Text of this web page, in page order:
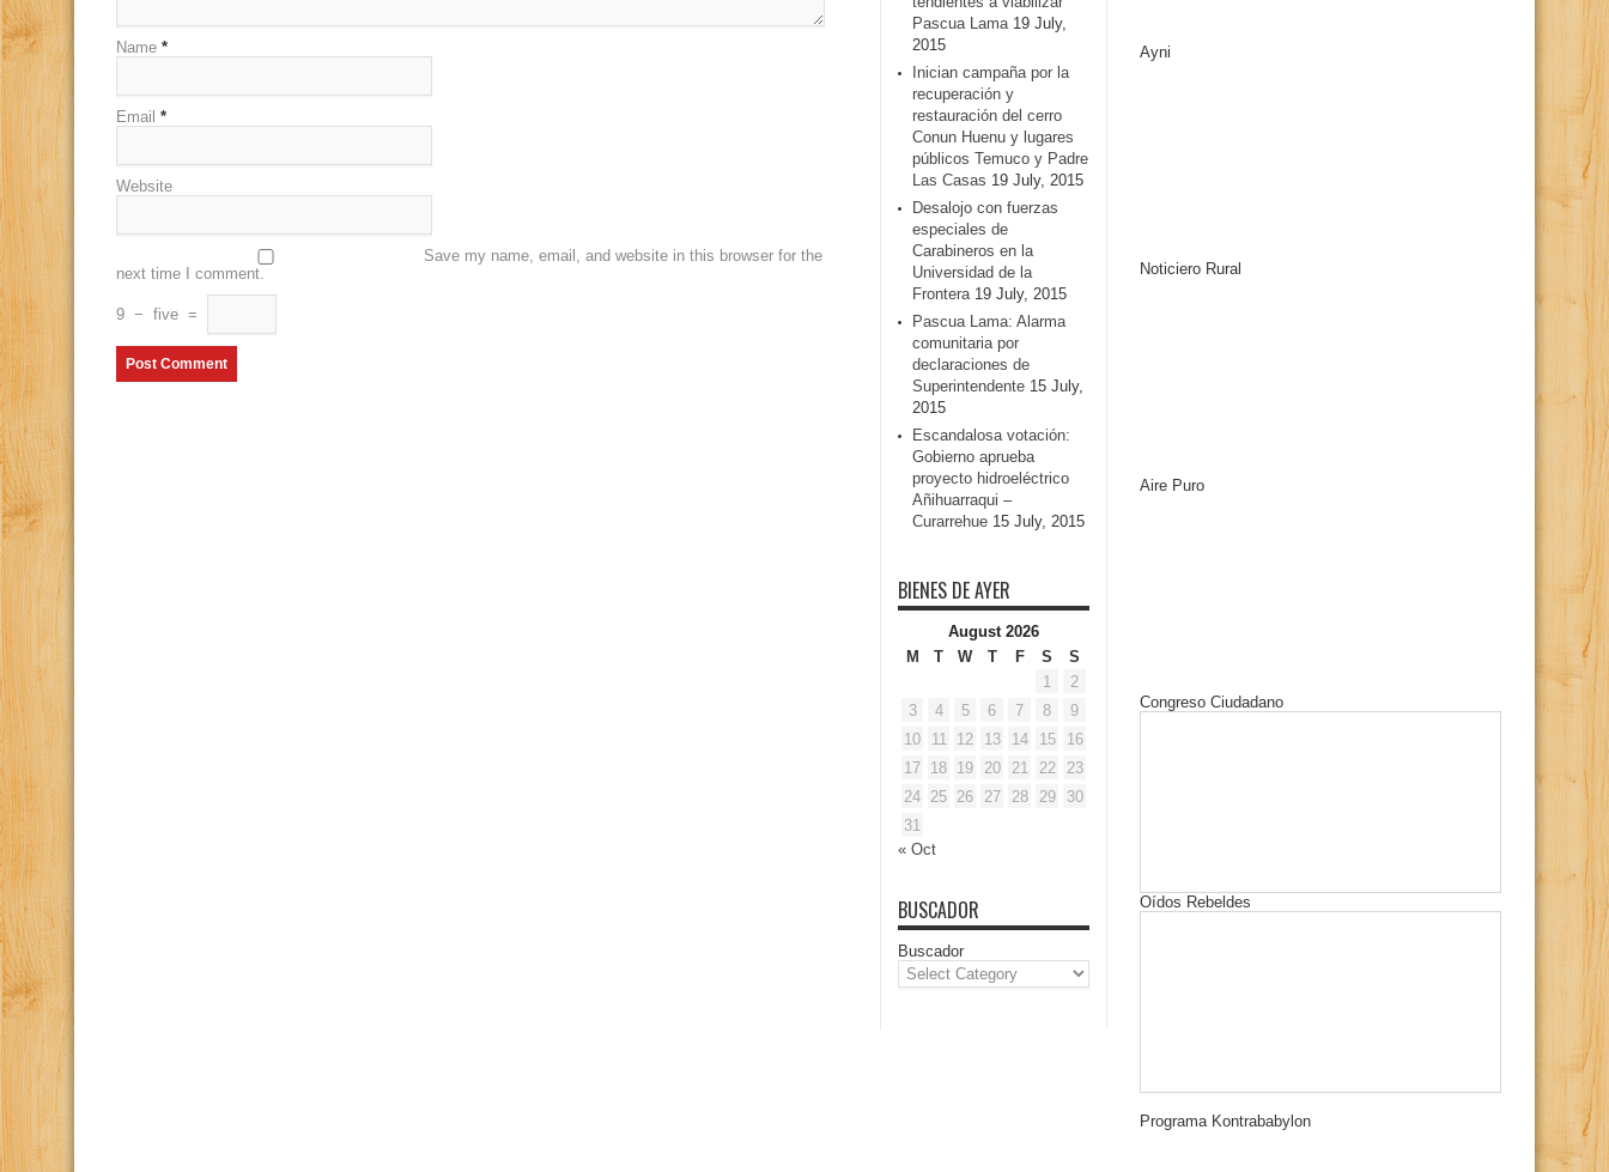
Name *
Email *
Website
Save my name, email, and website in this browser for the
next time I comment.
9 − five =
Pascua Lama 19 July,
2015
Inician campaña por la
recuperación y
restauración del cerro
Conun Huenu y lugares
públicos Temuco y Padre
Las Casas 19 July, 2015
Desalojo con fuerzas
especiales de
Carabineros en la
Universidad de la
Frontera 19 July, 2015
Pascua Lama: Alarma
comunitaria por
declaraciones de
Superintendente 15 July,
2015
Escandalosa votación:
Gobierno aprueba
proyecto hidroeléctrico
Añihuarraqui –
Curarrehue 15 July, 2015
BIENES DE AYER
August 2026
M
T W T F S
S
1
2
3
4 5 6 7 8
9
10
11 12 13 14 15
16
17 18 19 20 21 22
23
24 25 26 27 28 29
30
31
« Oct
BUSCADOR
Buscador
Ayni
Noticiero Rural
Aire Puro
Congreso Ciudadano
Oídos Rebeldes
Programa Kontrababylon